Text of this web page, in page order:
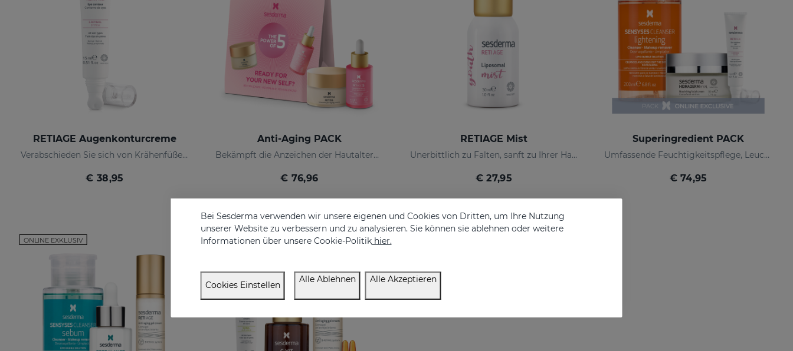
RETIAGE Augenkonturcreme
Verabschieden Sie sich von Krähenfüßen!
€ 38,95
Anti-Aging PACK
Bekämpft die Anzeichen der Hautalterung
€ 76,96
RETIAGE Mist
Unerbittlich zu Falten, sanft zu Ihrer Haut
€ 27,95
Superingredient PACK
Umfassende Feuchtigkeitspflege, Leuchtkraft und Anti-Ageing-Kur.
€ 74,95
ONLINE EXKLUSIV ONLINE EXKLUSIV
Bei Sesderma verwenden wir unsere eigenen und Cookies von Dritten, um Ihre Nutzung
unserer Website zu verbessern und zu analysieren. Sie können sie ablehnen oder weitere
Informationen über unsere Cookie-Politikhier.
Cookies Einstellen
Alle Ablehnen Alle Akzeptieren